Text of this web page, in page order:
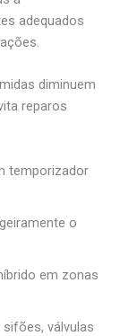
adequados
diminuem
reparos
temporizador
o
em zonas
válvulas